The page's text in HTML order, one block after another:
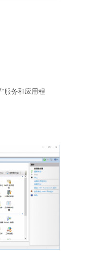
服务和应用程